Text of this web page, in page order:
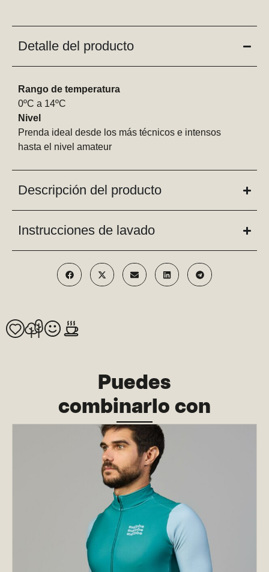
Detalle del producto
Rango de temperatura
0ºC a 14ºC
Nivel
Prenda ideal desde los más técnicos e intensos
hasta el nivel amateur
Descripción del producto
Instrucciones de lavado
Puedes
combinarlo con